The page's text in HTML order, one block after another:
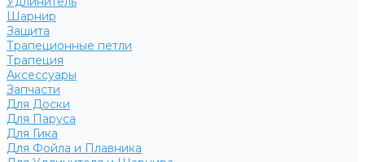
Шарнир
Защита
Трапеционные петли
Трапеция
Аксессуары
Запчасти
Для Доски
Для Паруса
Для Гика
Для Фойла и Плавника